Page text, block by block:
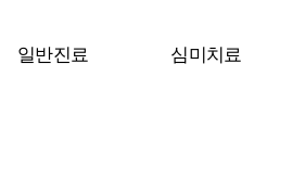
일반진료 심미치료